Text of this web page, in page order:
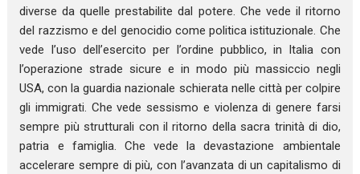
diverse da quelle prestabilite dal potere. Che vede il ritorno
del razzismo e del genocidio come politica istituzionale. Che
vede l’uso dell’esercito per l’ordine pubblico, in Italia con
l’operazione strade sicure e in modo più massiccio negli
USA, con la guardia nazionale schierata nelle città per colpire
gli immigrati. Che vede sessismo e violenza di genere farsi
sempre più strutturali con il ritorno della sacra trinità di dio,
patria e famiglia. Che vede la devastazione ambientale
accelerare sempre di più, con l’avanzata di un capitalismo di